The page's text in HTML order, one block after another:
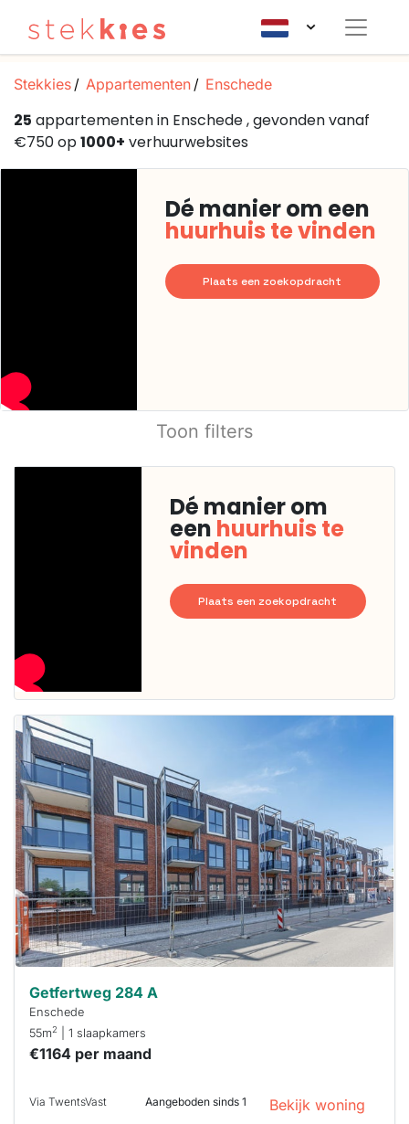
Stekkies Appartementen Enschede
25 appartementen in Enschede , gevonden vanaf
€750 op1000+ verhuurwebsites
Dé manier om een
huurhuis te vinden
Plaats een zoekopdracht
Toon filters
Dé manier om
een huurhuis te
vinden
Plaats een zoekopdracht
Deze woning
is
waarschijnlijk
al verhuurd
Om kans te
maken moet je
binnen 15
minuten
reageren.
Stekkies helpt
je hierbij!
Getfertweg 284 A
Enschede
55m2 | 1 slaapkamers
€1164 per maand
Via TwentsVast Aangeboden sinds 1 Bekijk woning